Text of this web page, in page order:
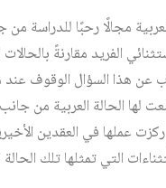
مجالًا رحبًا للدراسة
الفريد مقارنةً
عن هذا السؤال الوقوف
لها الحالة العربية من
ركزت عملها في العقدين
التي تمثلها تلك الحالة